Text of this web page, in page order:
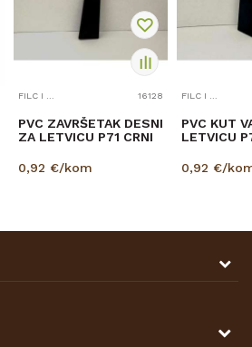
16128
PVC ZAVRŠETAK DESNI
ZA LETVICU P71 CRNI
0,92 €/kom
PVC KUT
LETVICU
0,92 €/